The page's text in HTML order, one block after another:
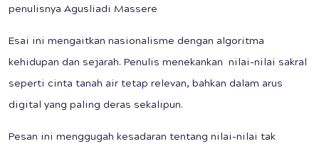
penulisnya Agusliadi Massere
Esai ini mengaitkan nasionalisme dengan algoritma
kehidupan dan sejarah. Penulis menekankan nilai-nilai sakral
seperti cinta tanah air tetap relevan, bahkan dalam arus
digital yang paling deras sekalipun.
Pesan ini menggugah kesadaran tentang nilai-nilai tak